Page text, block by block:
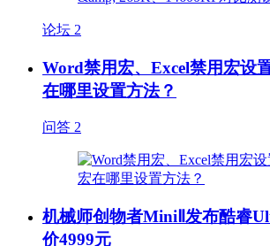
论坛 2
Word禁用宏、Excel禁用宏设
在哪里设置方法？
问答 2
机械师创物者MiniⅡ发布酷睿
价4999元